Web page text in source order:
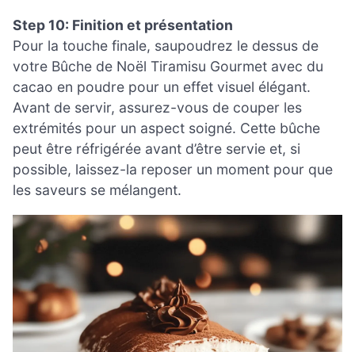
Step 10: Finition et présentation
Pour la touche finale, saupoudrez le dessus de
votre Bûche de Noël Tiramisu Gourmet avec du
cacao en poudre pour un effet visuel élégant.
Avant de servir, assurez-vous de couper les
extrémités pour un aspect soigné. Cette bûche
peut être réfrigérée avant d’être servie et, si
possible, laissez-la reposer un moment pour que
les saveurs se mélangent.